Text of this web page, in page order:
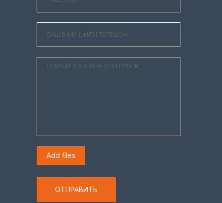
Add files
ОТПРАВИТЬ